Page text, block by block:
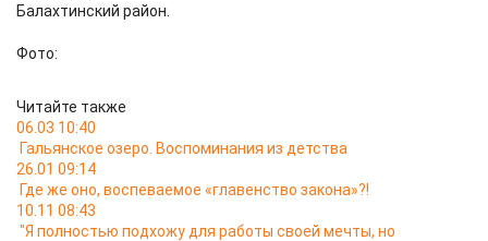
Балахтинский район.
Фото:
Читайте также
06.03 10:40
Гальянское озеро. Воспоминания из детства
26.01 09:14
Где же оно, воспеваемое «главенство закона»?!
10.11 08:43
"Я полностью подхожу для работы своей мечты, но